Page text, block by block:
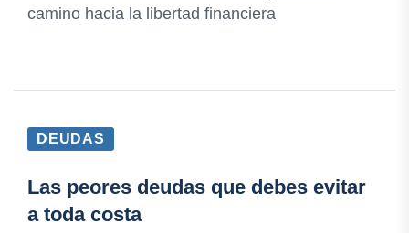
camino hacia la libertad financiera
DEUDAS
Las peores deudas que debes evitar
a toda costa